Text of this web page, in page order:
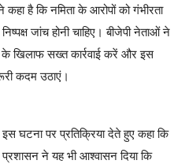
है कि नमिता के आरोपों को गंभीरता
जांच होनी चाहिए। बीजेपी नेताओं ने
के खिलाफ सख्त कार्रवाई करें और इस
कदम उठाएं।
घटना पर प्रतिक्रिया देते हुए कहा कि
ने यह भी आश्वासन दिया कि